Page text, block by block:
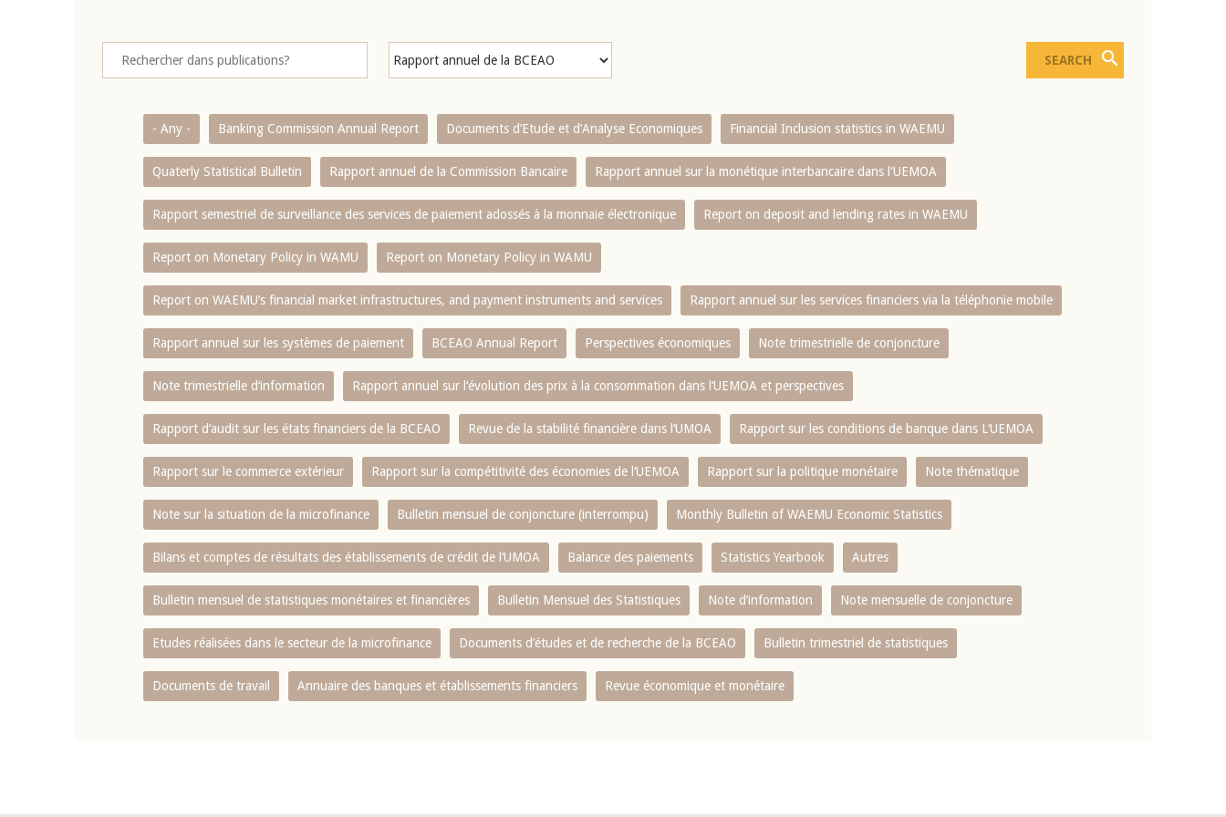
- Any - Banking Commission Annual Report Documents d’Etude et d’Analyse Economiques Financial Inclusion statistics in WAEMU
Quaterly Statistical Bulletin Rapport annuel de la Commission Bancaire Rapport annuel sur la monétique interbancaire dans l'UEMOA
Rapport semestriel de surveillance des services de paiement adossés à la monnaie électronique Report on deposit and lending rates in WAEMU
Report on Monetary Policy in WAMU Report on Monetary Policy in WAMU
Report on WAEMU’s financial market infrastructures, and payment instruments and services Rapport annuel sur les services financiers via la téléphonie mobile
Rapport annuel sur les systèmes de paiement BCEAO Annual Report Perspectives économiques Note trimestrielle de conjoncture
Note trimestrielle d‘information Rapport annuel sur l‘évolution des prix à la consommation dans l‘UEMOA et perspectives
Rapport d‘audit sur les états financiers de la BCEAO Revue de la stabilité financière dans l‘UMOA Rapport sur les conditions de banque dans L‘UEMOA
Rapport sur le commerce extérieur Rapport sur la compétitivité des économies de l‘UEMOA Rapport sur la politique monétaire Note thématique
Note sur la situation de la microfinance Bulletin mensuel de conjoncture (interrompu) Monthly Bulletin of WAEMU Economic Statistics
Bilans et comptes de résultats des établissements de crédit de l‘UMOA Balance des paiements Statistics Yearbook Autres
Bulletin mensuel de statistiques monétaires et financières Bulletin Mensuel des Statistiques Note d’information Note mensuelle de conjoncture
Etudes réalisées dans le secteur de la microfinance Documents d’études et de recherche de la BCEAO Bulletin trimestriel de statistiques
Documents de travail Annuaire des banques et établissements financiers Revue économique et monétaire